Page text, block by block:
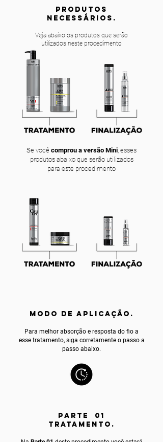
PRODUTOS
NECESSÁRIOS.
Veja abaixo os produtos que serão
utilizados neste procedimento
Se você comprou a versão Mini , esses
produtos abaixo que serão utilizados
para este procedimento
MODO DE APLICAÇÃO.
Para melhor absorção e resposta do fio a
esse tratamento, siga corretamente o passo a
passo abaixo.
PARTE 01
TRATAMENTO.